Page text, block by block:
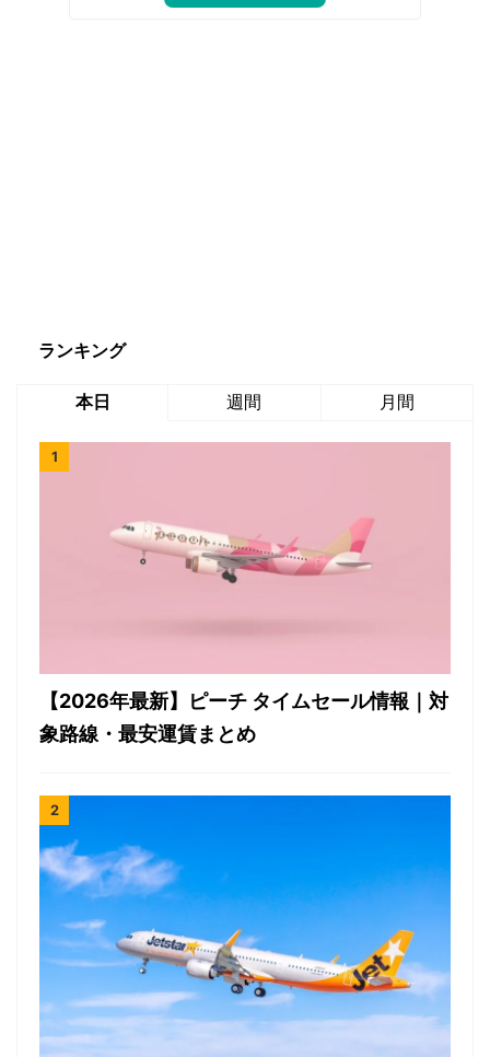
ランキング
本日 週間 月間
【2026年最新】ピーチ タイムセール情報｜対
象路線・最安運賃まとめ